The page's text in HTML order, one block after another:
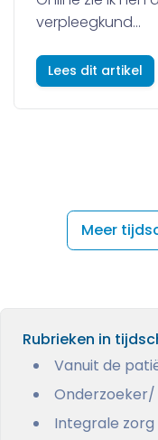
verpleegkund...
Lees dit artikel
Meer
Rubrieken in
Vanuit de
Integrale zorg